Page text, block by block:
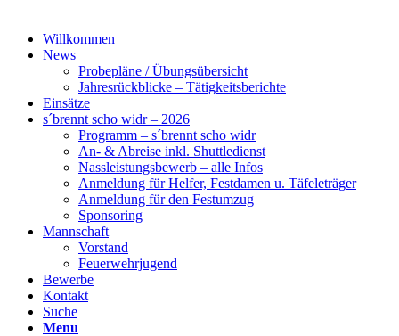
Willkommen
News
Probepläne / Übungsübersicht
Jahresrückblicke – Tätigkeitsberichte
Einsätze
s´brennt scho widr – 2026
Programm – s´brennt scho widr
An- & Abreise inkl. Shuttledienst
Nassleistungsbewerb – alle Infos
Anmeldung für Helfer, Festdamen u. Täfeleträger
Anmeldung für den Festumzug
Sponsoring
Mannschaft
Vorstand
Feuerwehrjugend
Bewerbe
Kontakt
Suche
Menu